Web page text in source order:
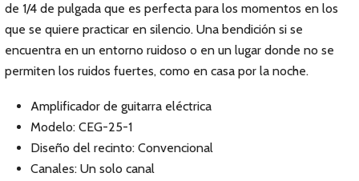
de 1/4 de pulgada que es perfecta para los momentos en los
que se quiere practicar en silencio. Una bendición si se
encuentra en un entorno ruidoso o en un lugar donde no se
permiten los ruidos fuertes, como en casa por la noche.
Amplificador de guitarra eléctrica
Modelo: CEG-25-1
Diseño del recinto: Convencional
Canales: Un solo canal